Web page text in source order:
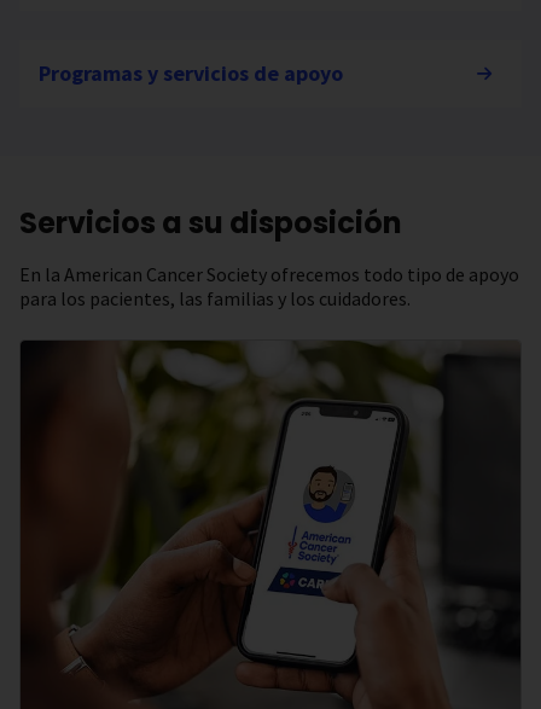
Programas y servicios de apoyo
Servicios a su disposición
En la American Cancer Society ofrecemos todo tipo de apoyo
para los pacientes, las familias y los cuidadores.